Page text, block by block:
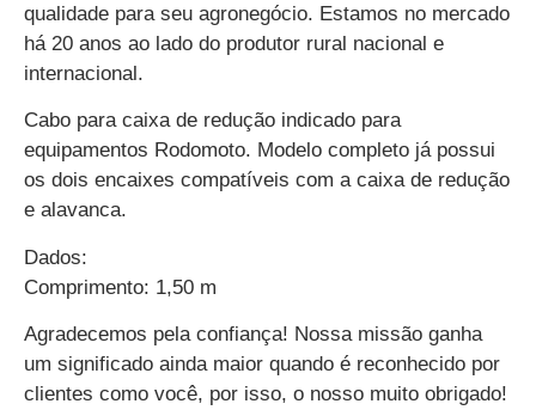
qualidade para seu agronegócio. Estamos no mercado
há 20 anos ao lado do produtor rural nacional e
internacional.
Cabo para caixa de redução indicado para
equipamentos Rodomoto. Modelo completo já possui
os dois encaixes compatíveis com a caixa de redução
e alavanca.
Dados:
Comprimento: 1,50 m
Agradecemos pela confiança! Nossa missão ganha
um significado ainda maior quando é reconhecido por
clientes como você, por isso, o nosso muito obrigado!